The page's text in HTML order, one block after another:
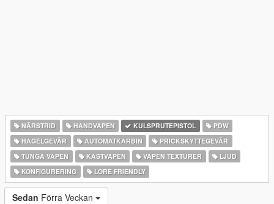
NÄRSTRID HANDVAPEN KULSPRUTEPISTOL
PDW
HAGELGEVÄR
AUTOMATKARBIN
PRICKSKYTTEGEVÄR
TUNGA VAPEN
KASTVAPEN VAPEN TEXTURER
LJUD
KONFIGURERING
LORE FRIENDLY
Sedan Förra Veckan